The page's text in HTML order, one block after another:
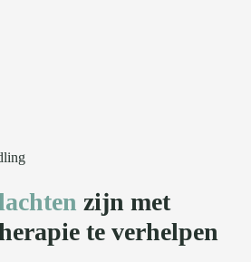
zijn met
te verhelpen